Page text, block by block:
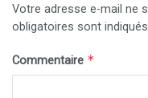
Votre adresse e-mail ne
obligatoires sont
Commentaire *